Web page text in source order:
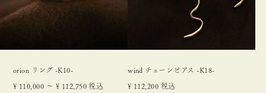
orion リング -K10-
¥ 110,000 〜 ¥ 112,750 税込
wind チェーンピアス -K18-
¥ 112,200 税込